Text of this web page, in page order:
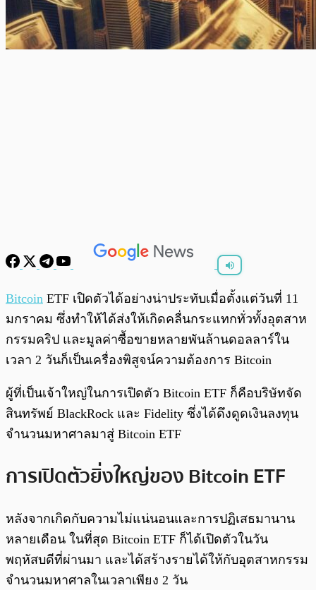
/ 0:00
Bitcoin ETF เปิดตัวได้อย่างน่าประทับเมื่อตั้งแต่วันที่ 11
มกราคม ซึ่งทำให้ได้ส่งให้เกิดคลื่นกระแทกทั่วทั้งอุตสาห
กรรมคริป และมูลค่าซื้อขายหลายพันล้านดอลลาร์ใน
เวลา 2 วันก็เป็นเครื่องพิสูจน์ความต้องการ Bitcoin
ผู้ที่เป็นเจ้าใหญ่ในการเปิดตัว Bitcoin ETF ก็คือบริษัทจัด
สินทรัพย์ BlackRock และ Fidelity ซึ่งได้ดึงดูดเงินลงทุน
จำนวนมหาศาลมาสู่ Bitcoin ETF
การเปิดตัวยิ่งใหญ่ของ Bitcoin ETF
หลังจากเกิดกับความไม่แน่นอนและการปฏิเสธมานาน
หลายเดือน ในที่สุด Bitcoin ETF ก็ได้เปิดตัวในวัน
พฤหัสบดีที่ผ่านมา และได้สร้างรายได้ให้กับอุตสาหกรรม
จำนวนมหาศาลในเวลาเพียง 2 วัน